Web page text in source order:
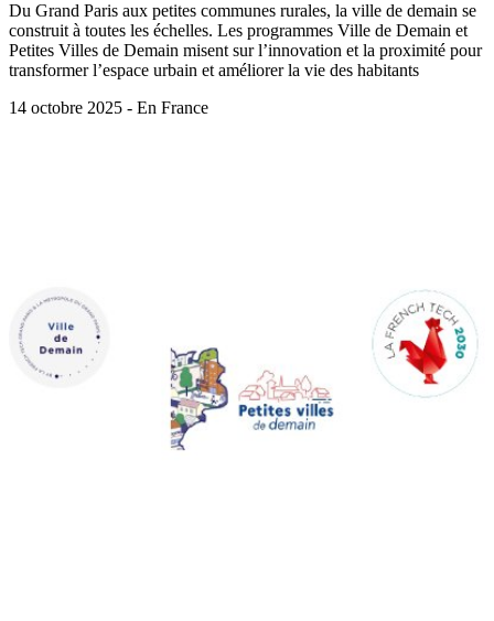
Du Grand Paris aux petites communes rurales, la ville de demain se
construit à toutes les échelles. Les programmes Ville de Demain et
Petites Villes de Demain misent sur l’innovation et la proximité pour
transformer l’espace urbain et améliorer la vie des habitants
14 octobre 2025 - En France